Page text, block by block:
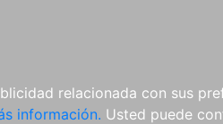
relacionada con sus
información. Usted puede
Y
MATERIAL
COMPLEMENTARIO